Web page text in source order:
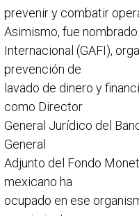
prevenir y combatir
Asimismo, fue
Internacional (GAFI),
prevención de
lavado de dinero y
como Director
General Jurídico del
General
Adjunto del Fondo
mexicano ha
ocupado en ese